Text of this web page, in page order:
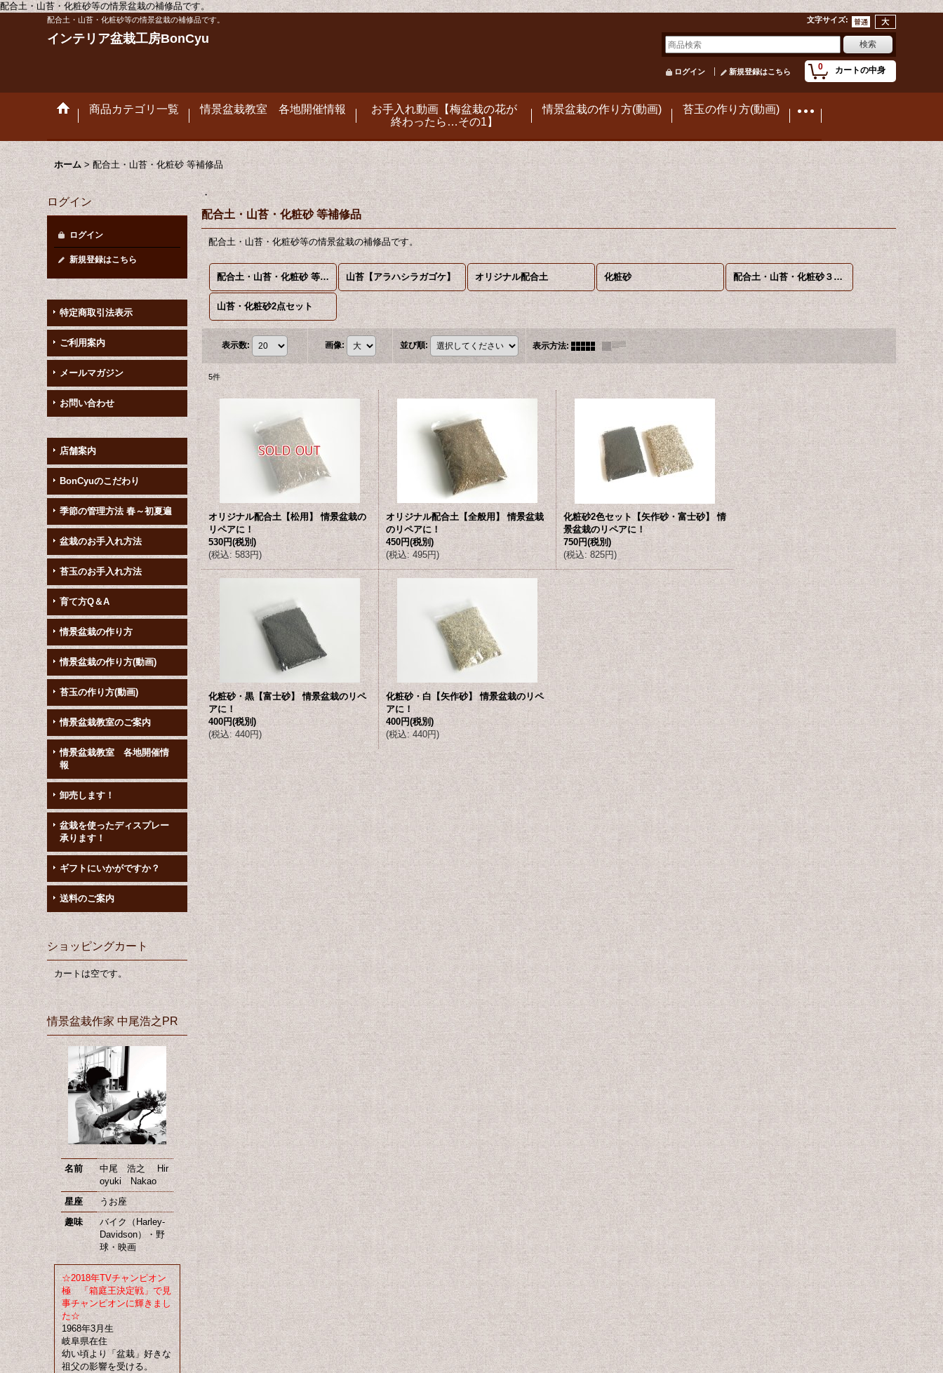
配合土・山苔・化粧砂等の情景盆栽の補修品です。
配合土・山苔・化粧砂等の情景盆栽の補修品です。 文字サイズ:
インテリア盆栽工房BonCyu
0 カートの中身
ログイン 新規登録はこちら
商品カテゴリ一覧 情景盆栽教室 各地開催情報
お手入れ動画【梅盆栽の花が
終わったら…その1】
情景盆栽の作り方(動画) 苔玉の作り方(動画)
ホーム > 配合土・山苔・化粧砂 等補修品
ログイン
ログイン
新規登録はこちら
特定商取引法表示
ご利用案内
メールマガジン
お問い合わせ
店舗案内
BonCyuのこだわり
季節の管理方法 春～初夏遍
盆栽のお手入れ方法
苔玉のお手入れ方法
育て方Q＆A
情景盆栽の作り方
情景盆栽の作り方(動画)
苔玉の作り方(動画)
情景盆栽教室のご案内
情景盆栽教室 各地開催情
報
卸売します！
盆栽を使ったディスプレー
承ります！
ギフトにいかがですか？
送料のご案内
ショッピングカート
カートは空です。
情景盆栽作家 中尾浩之PR
名前
中尾 浩之 Hir
oyuki Nakao
星座
うお座
趣味
バイク（Harley-
Davidson）・野
球・映画
☆2018年TVチャンピオン
極 「箱庭王決定戦」で見
事チャンピオンに輝きまし
た☆
1968年3月生
岐阜県在住
幼い頃より「盆栽」好きな
祖父の影響を受ける。
・
配合土・山苔・化粧砂 等補修品
配合土・山苔・化粧砂等の情景盆栽の補修品です。
配合土・山苔・化粧砂 等補修品 (全商品) 山苔【アラハシラガゴケ】 オリジナル配合土 化粧砂 配合土・山苔・化粧砂３点セット
山苔・化粧砂2点セット
表示数: 画像: 並び順: 表示方法:
5件
オリジナル配合土【松用】 情景盆栽の
リペアに！
530円(税別)
(税込: 583円)
オリジナル配合土【全般用】 情景盆栽
のリペアに！
450円(税別)
(税込: 495円)
化粧砂2色セット【矢作砂・富士砂】 情
景盆栽のリペアに！
750円(税別)
(税込: 825円)
化粧砂・黒【富士砂】 情景盆栽のリペ
アに！
400円(税別)
(税込: 440円)
化粧砂・白【矢作砂】 情景盆栽のリペ
アに！
400円(税別)
(税込: 440円)